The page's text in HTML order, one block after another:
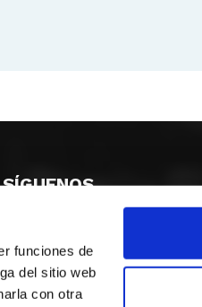
funciones de
del sitio web
con otra
SÍGUENOS